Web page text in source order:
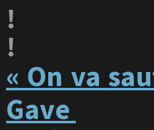
!
!
« On va
Gave